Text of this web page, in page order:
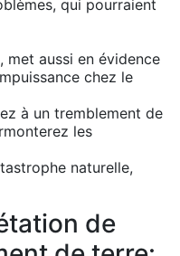
qui pourraient
met aussi en évidence
chez le
à un tremblement de
les
naturelle,
de